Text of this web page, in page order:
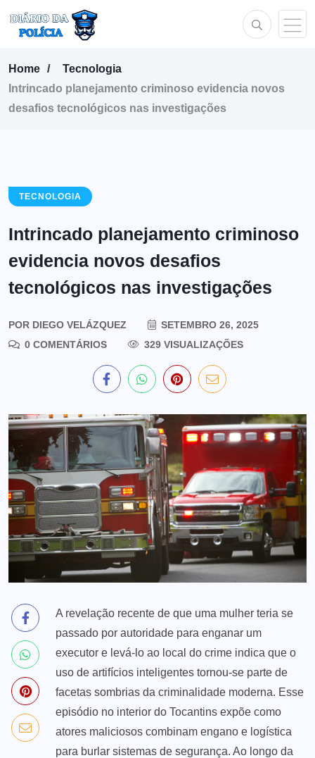
Home
Tecnologia
Intrincado planejamento criminoso evidencia novos
desafios tecnológicos nas investigações
TECNOLOGIA
Intrincado planejamento criminoso
evidencia novos desafios
tecnológicos nas investigações
POR DIEGO VELÁZQUEZ
SETEMBRO 26, 2025
0 COMENTÁRIOS
329 VISUALIZAÇÕES
A revelação recente de que uma mulher teria se
passado por autoridade para enganar um
executor e levá‑lo ao local do crime indica que o
uso de artifícios inteligentes tornou-se parte de
facetas sombrias da criminalidade moderna. Esse
episódio no interior do Tocantins expõe como
atores maliciosos combinam engano e logística
para burlar sistemas de segurança. Ao longo da